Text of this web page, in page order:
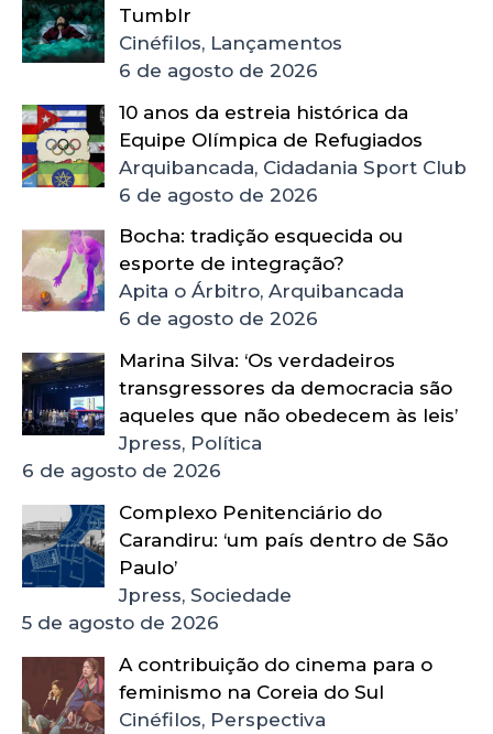
Tumblr
Cinéfilos, Lançamentos
6 de agosto de 2026
10 anos da estreia histórica da
Equipe Olímpica de Refugiados
Arquibancada, Cidadania Sport Club
6 de agosto de 2026
Bocha: tradição esquecida ou
esporte de integração?
Apita o Árbitro, Arquibancada
6 de agosto de 2026
Marina Silva: ‘Os verdadeiros
transgressores da democracia são
aqueles que não obedecem às leis’
Jpress, Política
6 de agosto de 2026
Complexo Penitenciário do
Carandiru: ‘um país dentro de São
Paulo’
Jpress, Sociedade
5 de agosto de 2026
A contribuição do cinema para o
feminismo na Coreia do Sul
Cinéfilos, Perspectiva